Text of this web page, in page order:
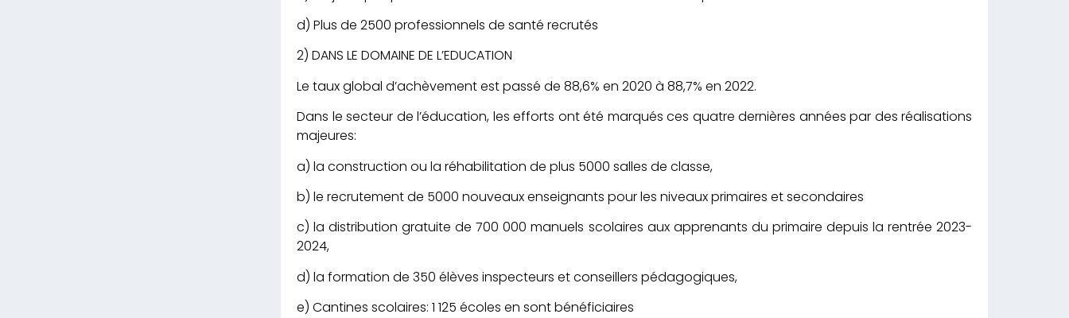
d) Plus de 2500 professionnels de santé recrutés
2) DANS LE DOMAINE DE L’EDUCATION
Le taux global d’achèvement est passé de 88,6% en 2020 à 88,7% en 2022.
Dans le secteur de l’éducation, les efforts ont été marqués ces quatre dernières années par des réalisations
majeures:
a) la construction ou la réhabilitation de plus 5000 salles de classe,
b) le recrutement de 5000 nouveaux enseignants pour les niveaux primaires et secondaires
c) la distribution gratuite de 700 000 manuels scolaires aux apprenants du primaire depuis la rentrée 2023-
2024,
d) la formation de 350 élèves inspecteurs et conseillers pédagogiques,
e) Cantines scolaires: 1 125 écoles en sont bénéficiaires